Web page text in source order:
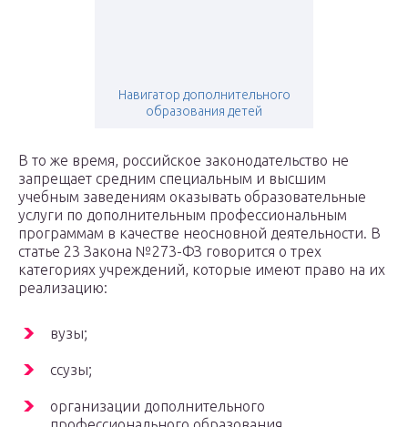
Навигатор дополнительного
образования детей
В то же время, российское законодательство не
запрещает средним специальным и высшим
учебным заведениям оказывать образовательные
услуги по дополнительным профессиональным
программам в качестве неосновной деятельности. В
статье 23 Закона №273-ФЗ говорится о трех
категориях учреждений, которые имеют право на их
реализацию:
вузы;
ссузы;
организации дополнительного